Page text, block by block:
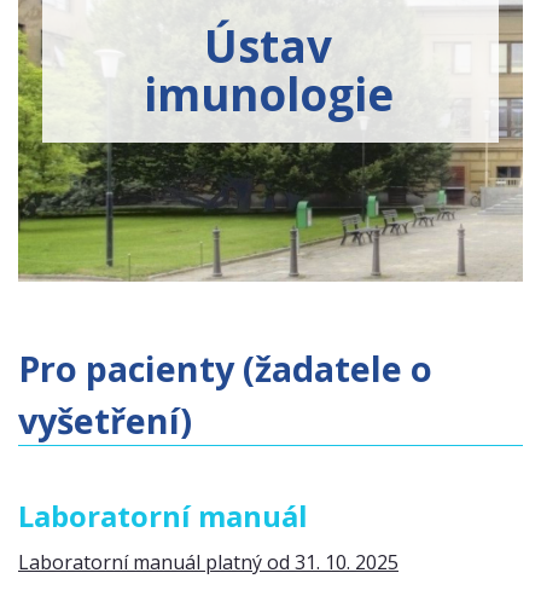
Ústav
imunologie
Pro pacienty (žadatele o
vyšetření)
Laboratorní manuál
Laboratorní manuál platný od 31. 10. 2025